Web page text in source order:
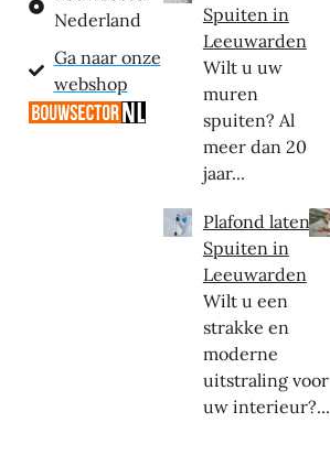
Nederland
Ga naar onze
webshop
Spuiten in
Leeuwarden
Wilt u uw
muren
spuiten? Al
meer dan 20
jaar...
Plafond laten
Spuiten in
Leeuwarden
Wilt u een
strakke en
moderne
uitstraling voor
uw interieur?...